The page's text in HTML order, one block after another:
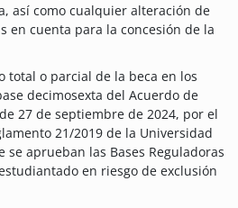
así como cualquier alteración de
en cuenta para la concesión de la
total o parcial de la beca en los
decimosexta del Acuerdo de
27 de septiembre de 2024, por el
21/2019 de la Universidad
se aprueban las Bases Reguladoras
en riesgo de exclusión